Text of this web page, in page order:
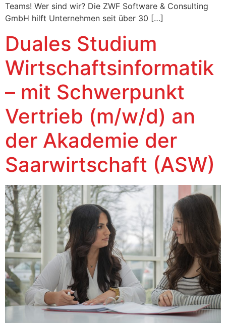
Teams! Wer sind wir? Die ZWF Software & Consulting
GmbH hilft Unternehmen seit über 30 […]
Duales Studium
Wirtschaftsinformatik
– mit Schwerpunkt
Vertrieb (m/w/d) an
der Akademie der
Saarwirtschaft (ASW)